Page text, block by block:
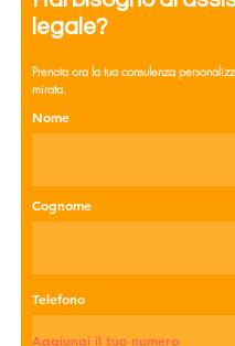
legale?
Prenota ora la tua consulenza
mirata.
Nome
Cognome
Telefono